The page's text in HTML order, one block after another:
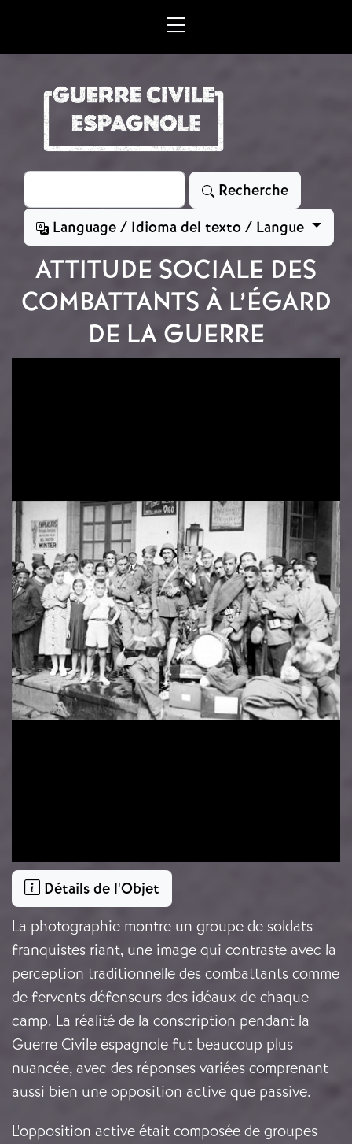
Rechercher
Recherche
Language / Idioma del texto / Langue
ATTITUDE SOCIALE DES
COMBATTANTS À L’ÉGARD
DE LA GUERRE
Détails de l'Objet
La photographie montre un groupe de soldats
franquistes riant, une image qui contraste avec la
perception traditionnelle des combattants comme
de fervents défenseurs des idéaux de chaque
camp. La réalité de la conscription pendant la
Guerre Civile espagnole fut beaucoup plus
nuancée, avec des réponses variées comprenant
aussi bien une opposition active que passive.
L'opposition active était composée de groupes